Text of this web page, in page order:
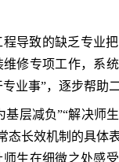
导致的缺乏专业
修专项工作，系
业事”，逐步帮助
层减负”“解决师
长效机制的具体
生在细微之处感